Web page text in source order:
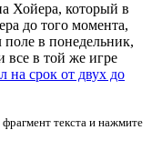
Хойера, который в
до того момента,
поле в понедельник,
все в той же игре
на срок от двух до
текста и нажмите